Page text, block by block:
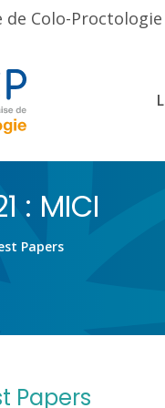
de Colo-Proctologie
: MICI
Papers
Papers